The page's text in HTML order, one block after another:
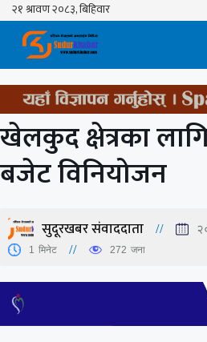
Skip
content
खेलकुद क्षेत्रका
बजेट विनियोजन
सुदूरखबर संवाददाता
1 मिनेट 272 जना